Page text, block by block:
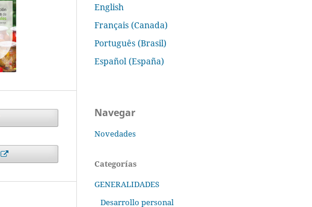
English
Français (Canada)
Português (Brasil)
Español (España)
Navegar
Novedades
Categorías
GENERALIDADES
Desarrollo personal